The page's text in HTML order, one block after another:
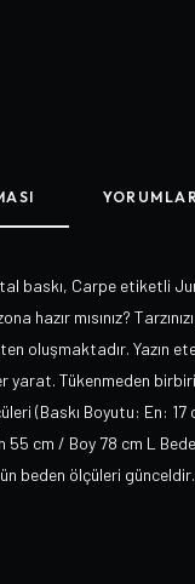
baskı, Carpe etiketli
hazır mısınız?
oluşmaktadır.
yarat. Tükenmeden
(Baskı Boyutu: En:
55 cm / Boy 78 cm L
beden ölçüleri